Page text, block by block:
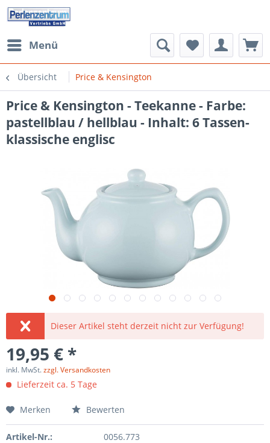
Menü
Übersicht Price & Kensington
Price & Kensington - Teekanne - Farbe:
pastellblau / hellblau - Inhalt: 6 Tassen-
klassische englisc
Dieser Artikel steht derzeit nicht zur Verfügung!
19,95 € *
inkl. MwSt.zzgl. Versandkosten
Lieferzeit ca. 5 Tage
Merken Bewerten
Artikel-Nr.: 0056.773